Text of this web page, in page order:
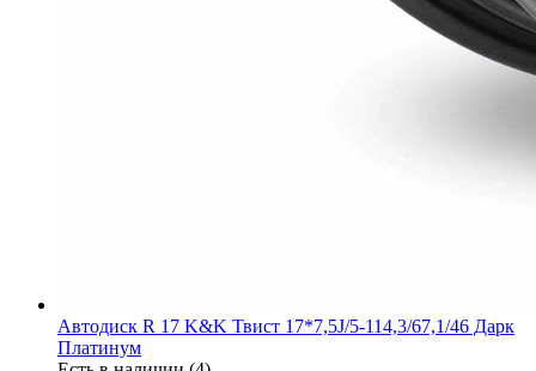
Автодиск R 17 K&K Твист 17*7,5J/5-114,3/67,1/46 Дарк
Платинум